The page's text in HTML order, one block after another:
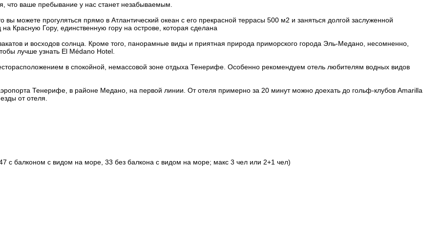
что ваше пребывание у нас станет незабываемым.
можете прогуляться прямо в Атлантический океан с его прекрасной террасы 500 м2 и заняться долгой заслуженной
Красную Гору, единственную гору на острове, которая сделана
и восходов солнца. Кроме того, панорамные виды и приятная природа приморского города Эль-Медано, несомненно,
лучше узнать El Médano Hotel.
в спокойной, немассовой зоне отдыха Тенерифе. Особенно рекомендуем отель любителям водных видов
Тенерифе, в районе Медано, на первой линии. От отеля примерно за 20 минут можно доехать до гольф-клубов Amarilla
от отеля.
с балконом с видом на море, 33 без балкона с видом на море; макс 3 чел или 2+1 чел)